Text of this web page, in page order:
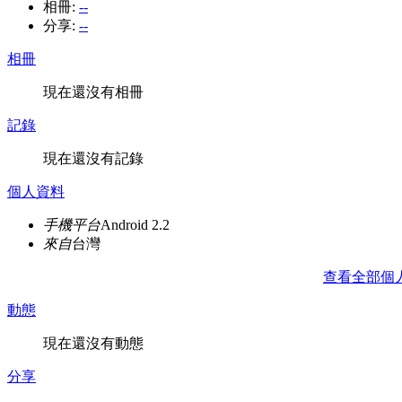
相冊: --
分享: --
相冊
現在還沒有相冊
記錄
現在還沒有記錄
個人資料
手機平台Android 2.2
來自台灣
查看全部個
動態
現在還沒有動態
分享